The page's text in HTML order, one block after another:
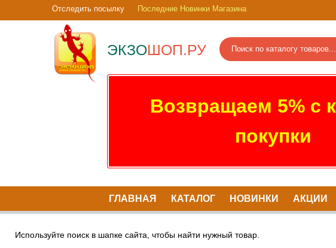
Отследить посылку Последние Новинки Магазина
ЭКЗОШОП.РУ
Возвращаем 5% с
покупки
ГЛАВНАЯ КАТАЛОГ НОВИНКИ АКЦИИ
Используйте поиск в шапке сайта, чтобы найти нужный товар.